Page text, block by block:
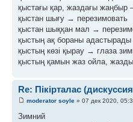
қыстағы қар, жаздағы жаңбыр
қыстан шығу → перезимовать
қыстан шыққан мал →
қыстың ақ бораны адастырады
қыстың көзі қырау → глаза
қыстың қамын жаз ойла,
Re: Пікірталас
moderator soyle » 07 дек 2020,
Зимний